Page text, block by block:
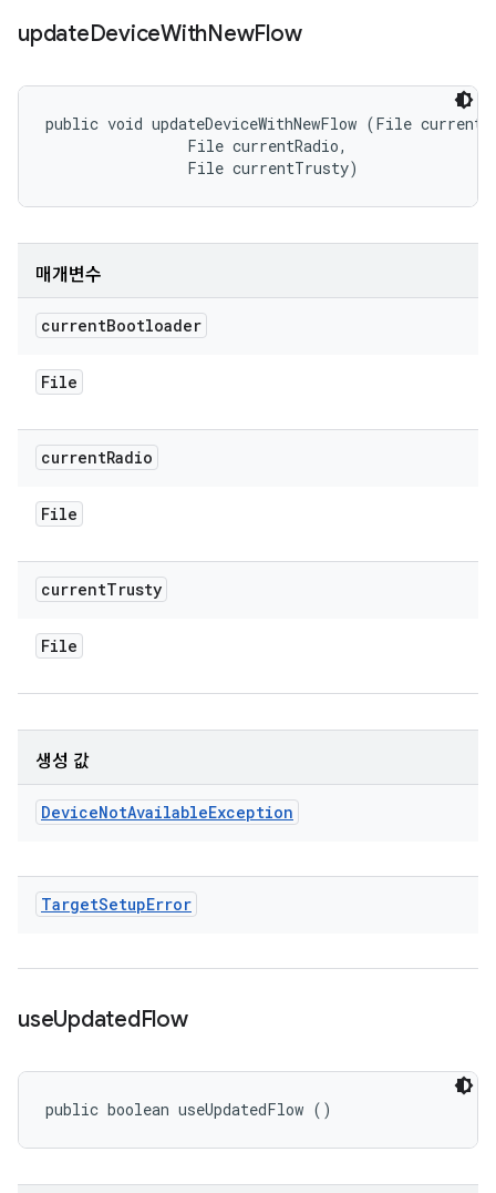
updateDeviceWithNewFlow
public void updateDeviceWithNewFlow (File
                File currentRadio,
                File currentTrusty)
매개변수
currentBootloader
File
currentRadio
File
currentTrusty
File
생성 값
DeviceNotAvailableException
TargetSetupError
useUpdatedFlow
public boolean useUpdatedFlow ()